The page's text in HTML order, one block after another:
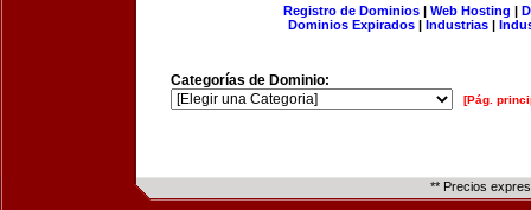
Registro de Dominios| Web Hosting |
Dominios Expirados | Industrias |
Categorías de Dominio:
[Pág.
** Precios